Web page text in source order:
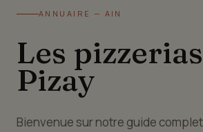
ANNUAIRE — AIN
Les
Pizay
Bienvenue sur notre guide